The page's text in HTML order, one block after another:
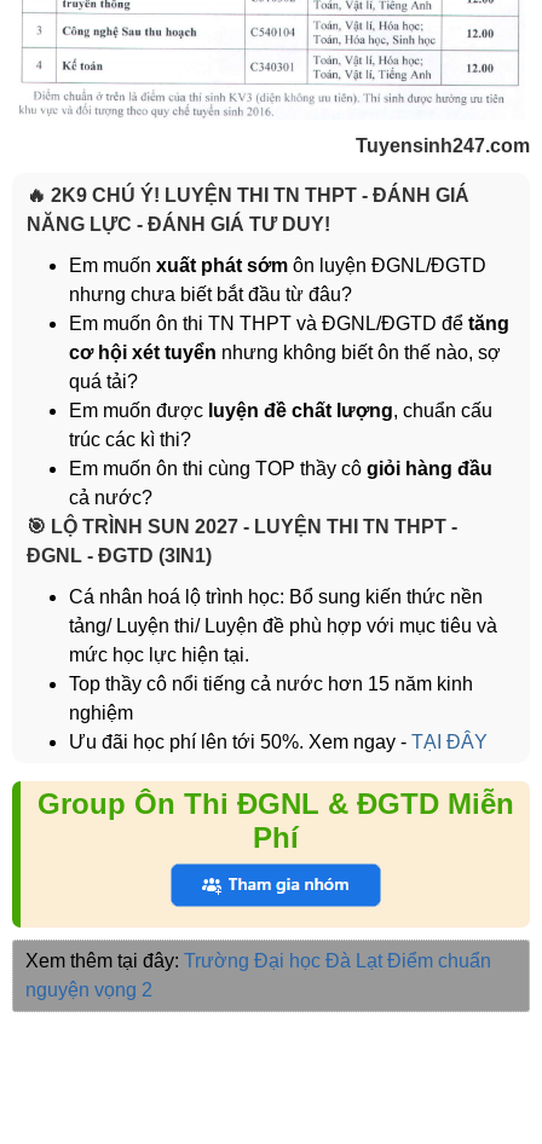
Tuyensinh247.com
🔥 2K9 CHÚ Ý! LUYỆN THI TN THPT - ĐÁNH GIÁ
NĂNG LỰC - ĐÁNH GIÁ TƯ DUY!
Em muốn xuất phát sớm ôn luyện ĐGNL/ĐGTD
nhưng chưa biết bắt đầu từ đâu?
Em muốn ôn thi TN THPT và ĐGNL/ĐGTD để tăng
cơ hội xét tuyển nhưng không biết ôn thế nào, sợ
quá tải?
Em muốn được luyện đề chất lượng, chuẩn cấu
trúc các kì thi?
Em muốn ôn thi cùng TOP thầy cô giỏi hàng đầu
cả nước?
️🎯 LỘ TRÌNH SUN 2027 - LUYỆN THI TN THPT -
ĐGNL - ĐGTD (3IN1)
Cá nhân hoá lộ trình học: Bổ sung kiến thức nền
tảng/ Luyện thi/ Luyện đề phù hợp với mục tiêu và
mức học lực hiện tại.
Top thầy cô nổi tiếng cả nước hơn 15 năm kinh
nghiệm
Ưu đãi học phí lên tới 50%. Xem ngay - TẠI ĐÂY
Group Ôn Thi ĐGNL & ĐGTD Miễn
Phí
Xem thêm tại đây: Trường Đại học Đà Lạt Điểm chuẩn
nguyện vọng 2